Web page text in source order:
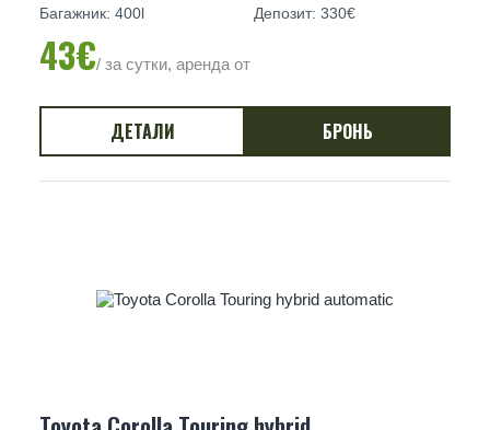
Багажник: 400l
Депозит: 330€
43€/ за сутки, аренда от
ДЕТАЛИ БРОНЬ